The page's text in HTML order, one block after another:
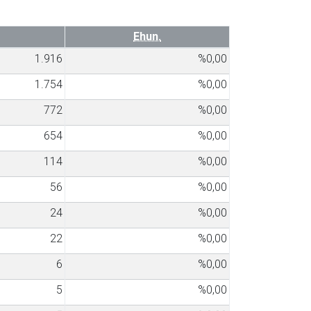
Ehun.
1.916
%0,00
1.754
%0,00
772
%0,00
654
%0,00
114
%0,00
56
%0,00
24
%0,00
22
%0,00
6
%0,00
5
%0,00